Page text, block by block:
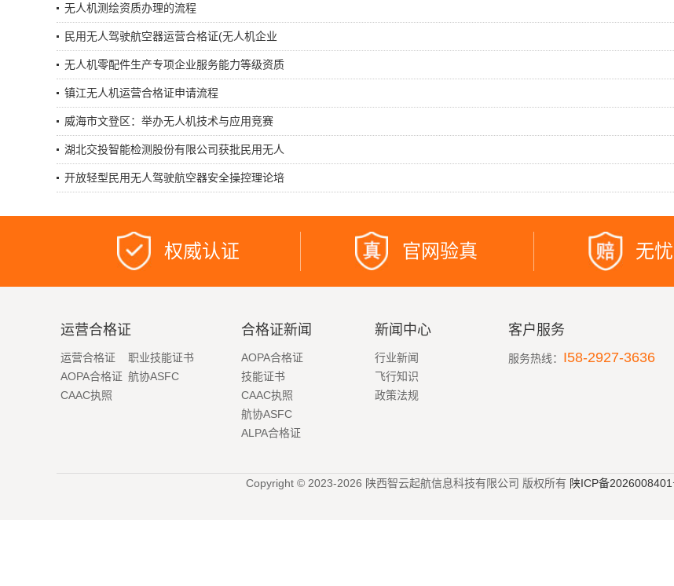
无人机测绘资质办理的流程
民用无人驾驶航空器运营合格证(无人机企业
无人机零配件生产专项企业服务能力等级资质
镇江无人机运营合格证申请流程
威海市文登区：举办无人机技术与应用竞赛
湖北交投智能检测股份有限公司获批民用无人
开放轻型民用无人驾驶航空器安全操控理论培
权威认证 官网验真 无
运营合格证
运营合格证
职业技能证书
AOPA合格证 航协ASFC
CAAC执照
合格证新闻
AOPA合格证
技能证书
CAAC执照
航协ASFC
ALPA合格证
新闻中心
行业新闻
飞行知识
政策法规
客户服务
服务热线： I58-2927-3636
Copyright © 2023-2026 陕西智云起航信息科技有限公司 版权所有 陕ICP备2026008401